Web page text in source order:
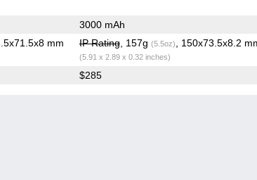
3000 mAh
mm IP Rating, 157g (5.5oz) , 150x73.5x8.2
(5.91 x 2.89 x 0.32 inches)
$285